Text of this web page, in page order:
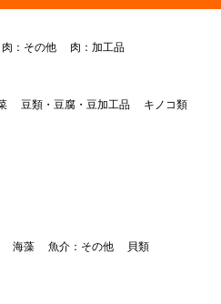
肉：その他 肉：加工品
豆類・豆腐・豆加工品
キノコ類
海藻 魚介：その他 貝類